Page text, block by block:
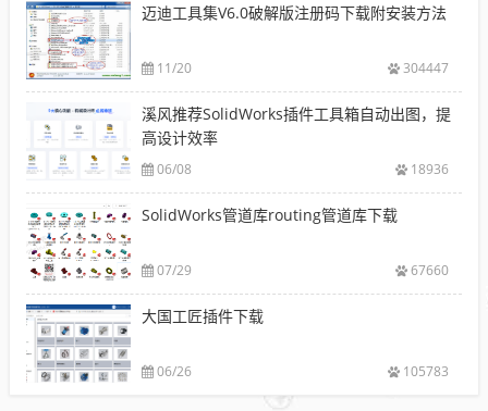
迈迪工具集V6.0破解版注册码下载附安装方法
11/20 304447
溪风推荐SolidWorks插件工具箱自动出图，提
高设计效率
06/08 18936
SolidWorks管道库routing管道库下载
07/29 67660
大国工匠插件下载
06/26 105783